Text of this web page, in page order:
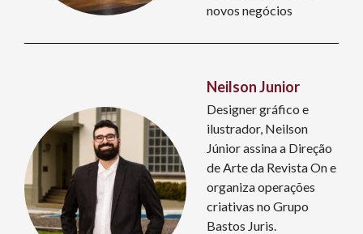
novos negócios
Neilson Junior
Designer gráfico e
ilustrador, Neilson
Júnior assina a Direção
de Arte da Revista On e
organiza operações
criativas no Grupo
Bastos Juris.